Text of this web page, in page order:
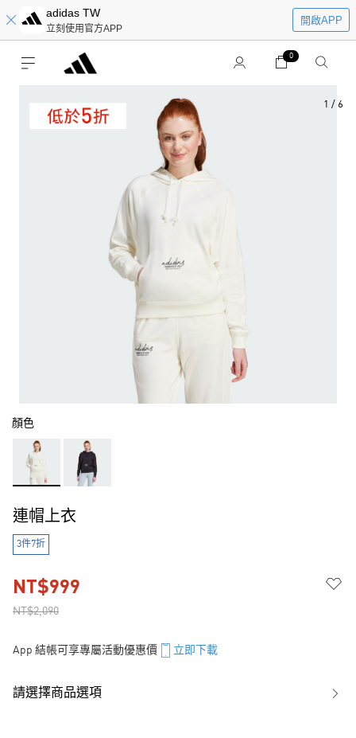
adidas TW
立刻使用官方APP
開啟APP
0
1 / 6
顏色
連帽上衣
3件7折
NT$2,090
NT$999
App 結帳可享專屬活動優惠價 立即下載
請選擇商品選項